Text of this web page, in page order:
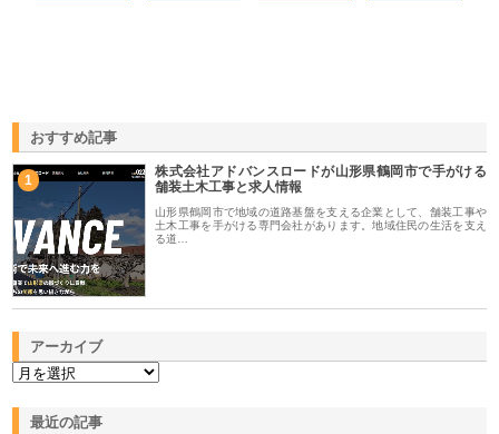
おすすめ記事
1
株式会社アドバンスロードが山形県鶴岡市で手がける
舗装土木工事と求人情報
山形県鶴岡市で地域の道路基盤を支える企業として、舗装工事や
土木工事を手がける専門会社があります。地域住民の生活を支え
る道…
アーカイブ
最近の記事